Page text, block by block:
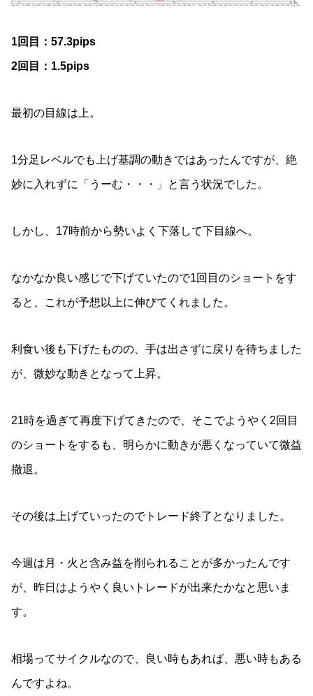
1回目：57.3pips
2回目：1.5pips
最初の目線は上。
1分足レベルでも上げ基調の動きではあったんですが、絶
妙に入れずに「うーむ・・・」と言う状況でした。
しかし、17時前から勢いよく下落して下目線へ。
なかなか良い感じで下げていたので1回目のショートをす
ると、これが予想以上に伸びてくれました。
利食い後も下げたものの、手は出さずに戻りを待ちました
が、微妙な動きとなって上昇。
21時を過ぎて再度下げてきたので、そこでようやく2回目
のショートをするも、明らかに動きが悪くなっていて微益
撤退。
その後は上げていったのでトレード終了となりました。
今週は月・火と含み益を削られることが多かったんです
が、昨日はようやく良いトレードが出来たかなと思いま
す。
相場ってサイクルなので、良い時もあれば、悪い時もある
んですよね。